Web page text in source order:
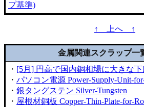
プ基準)
↑ 上へ ↑
金属関連スクラップ一
・ [5月] 円高で国内銅相場に大きな下
・ パソコン電源 Power-Supply-Unit-
・ 銀タングステン Silver-Tungsten
・ 屋根材銅板 Copper-Thin-Plate-for-